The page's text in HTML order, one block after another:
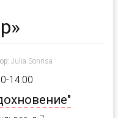
Julia Sonrisa
14:00